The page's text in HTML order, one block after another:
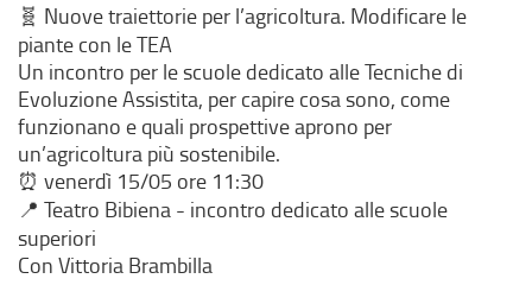
🧬 Nuove traiettorie per l’agricoltura. Modificare le
piante con le TEA
Un incontro per le scuole dedicato alle Tecniche di
Evoluzione Assistita, per capire cosa sono, come
funzionano e quali prospettive aprono per
un’agricoltura più sostenibile.
⏰ venerdì 15/05 ore 11:30
📍 Teatro Bibiena - incontro dedicato alle scuole
superiori
Con Vittoria Brambilla